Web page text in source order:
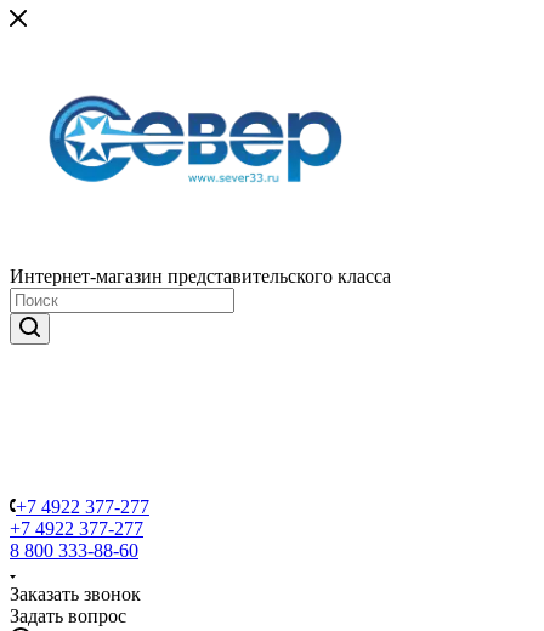
Интернет-магазин представительского класса
+7 4922 377-277
+7 4922 377-277
8 800 333-88-60
Заказать звонок
Задать вопрос